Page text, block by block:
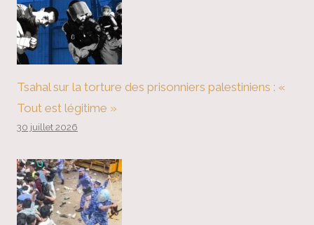
Tsahal sur la torture des prisonniers palestiniens : «
Tout est légitime »
30 juillet 2026